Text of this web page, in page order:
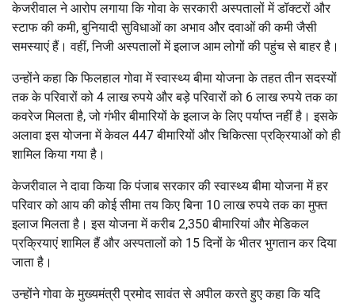
केजरीवाल ने आरोप लगाया कि गोवा के सरकारी अस्पतालों में डॉक्टरों और
स्टाफ की कमी, बुनियादी सुविधाओं का अभाव और दवाओं की कमी जैसी
समस्याएं हैं। वहीं, निजी अस्पतालों में इलाज आम लोगों की पहुंच से बाहर है।
उन्होंने कहा कि फिलहाल गोवा में स्वास्थ्य बीमा योजना के तहत तीन सदस्यों
तक के परिवारों को 4 लाख रुपये और बड़े परिवारों को 6 लाख रुपये तक का
कवरेज मिलता है, जो गंभीर बीमारियों के इलाज के लिए पर्याप्त नहीं है। इसके
अलावा इस योजना में केवल 447 बीमारियों और चिकित्सा प्रक्रियाओं को ही
शामिल किया गया है।
केजरीवाल ने दावा किया कि पंजाब सरकार की स्वास्थ्य बीमा योजना में हर
परिवार को आय की कोई सीमा तय किए बिना 10 लाख रुपये तक का मुफ्त
इलाज मिलता है। इस योजना में करीब 2,350 बीमारियां और मेडिकल
प्रक्रियाएं शामिल हैं और अस्पतालों को 15 दिनों के भीतर भुगतान कर दिया
जाता है।
उन्होंने गोवा के मुख्यमंत्री प्रमोद सावंत से अपील करते हुए कहा कि यदि